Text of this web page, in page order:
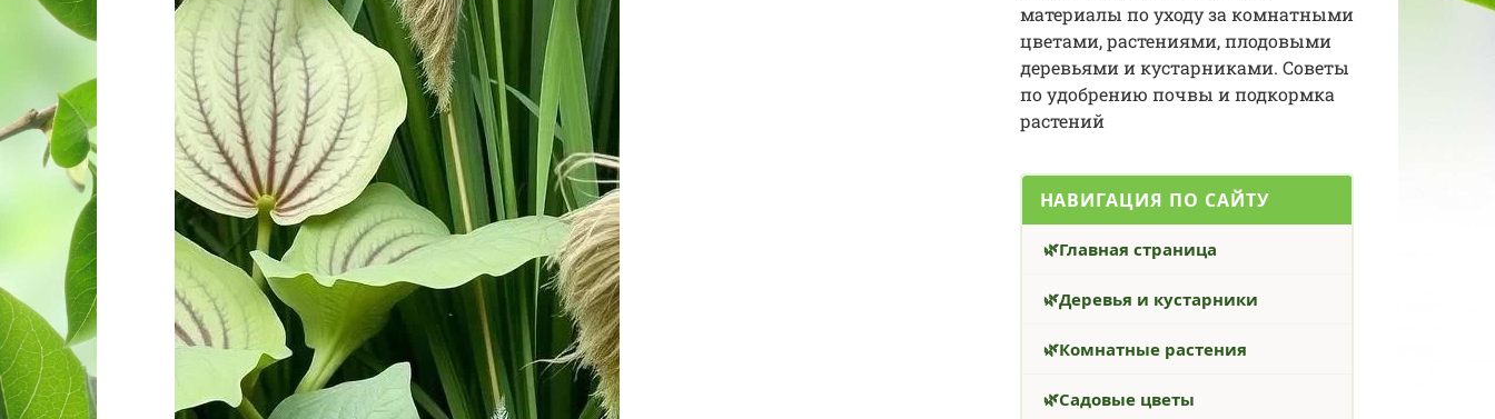
материалы по уходу за комнатными
цветами, растениями, плодовыми
деревьями и кустарниками. Советы
по удобрению почвы и подкормка
растений
НАВИГАЦИЯ ПО САЙТУ
Главная страница
Деревья и кустарники
Комнатные растения
Садовые цветы